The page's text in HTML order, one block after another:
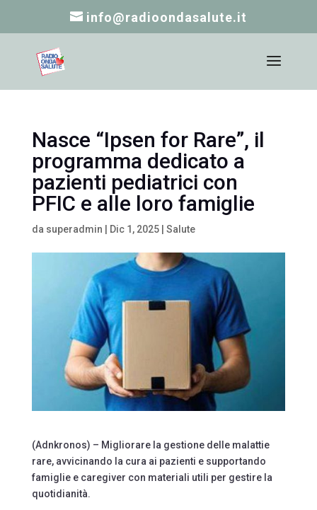
info@radioondasalute.it
Nasce “Ipsen for Rare”, il
programma dedicato a
pazienti pediatrici con
PFIC e alle loro famiglie
da superadmin Dic 1, 2025| Salute
(Adnkronos) – Migliorare la gestione delle malattie
rare, avvicinando la cura ai pazienti e supportando
famiglie e caregiver con materiali utili per gestire la
quotidianità.